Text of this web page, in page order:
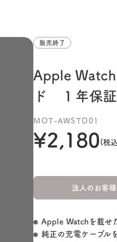
販売
販売終了
Apple
ド １年保
MOT-AWSTD01
¥2,180 (税
法人のお客
Apple Watchを載せ
純正の充電ケーブル